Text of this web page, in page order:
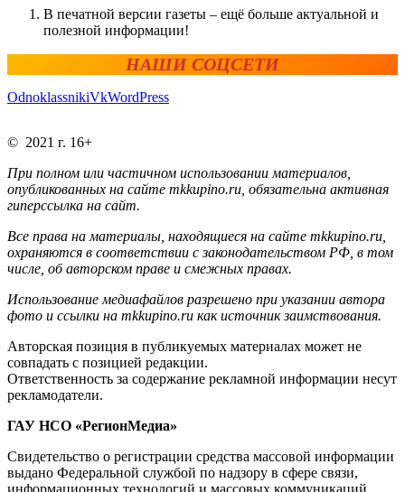
В печатной версии газеты – ещё больше актуальной и
полезной информации!
НАШИ СОЦСЕТИ
OdnoklassnikiVkWordPress
© 2021 г. 16+
При полном или частичном использовании материалов,
опубликованных на сайте mkkupino.ru, обязательна активная
гиперссылка на сайт.
Все права на материалы, находящиеся на сайте mkkupino.ru,
охраняются в соответствии с законодательством РФ, в том
числе, об авторском праве и смежных правах.
Использование медиафайлов разрешено при указании автора
фото и ссылки на mkkupino.ru как источник заимствования.
Авторская позиция в публикуемых материалах может не
совпадать с позицией редакции.
Ответственность за содержание рекламной информации несут
рекламодатели.
ГАУ НСО «РегионМедиа»
Свидетельство о регистрации средства массовой информации
выдано Федеральной службой по надзору в сфере связи,